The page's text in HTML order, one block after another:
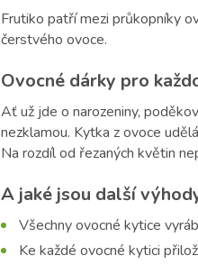
Frutiko patří mezi průkopníky
čerstvého ovoce.
Ovocné dárky pro
Ať už jde o narozeniny,
nezklamou. Kytka z ovoce
Na rozdíl od řezaných květin
A jaké jsou další
Všechnyovocné kytice
Ke každé ovocné kytici